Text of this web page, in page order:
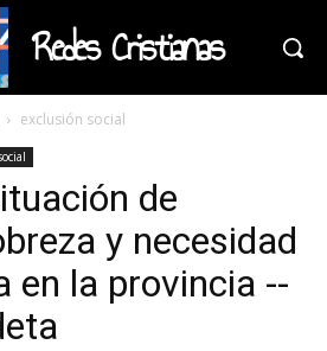
Redes Cristianas
exclusión social
de
y necesidad
en la provincia --